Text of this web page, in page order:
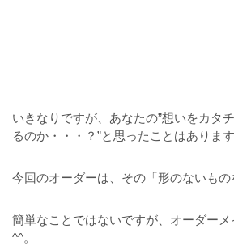
いきなりですが、あなたの”想いをカタ
るのか・・・？”と思ったことはありま
今回のオーダーは、その「形のないもの
簡単なことではないですが、オーダー
^^。